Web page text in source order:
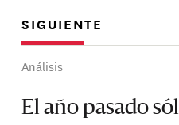
SIGUIENTE
Análisis
El año pasado